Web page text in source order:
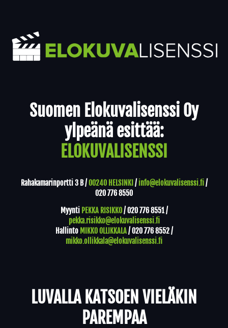
Suomen Elokuvalisenssi Oy
ylpeänä esittää:
ELOKUVALISENSSI
Rahakamarinportti 3 B /00240 HELSINKI / info@elokuvalisenssi.fi/
020 776 8550
Myynti PEKKA RISIKKO/020 776 8551/
pekka.risikko@elokuvalisenssi.fi
Hallinto MIKKO OLLIKKALA/020 776 8552/
mikko.ollikkala@elokuvalisenssi.fi
LUVALLA KATSOEN VIELÄKIN
PAREMPAA